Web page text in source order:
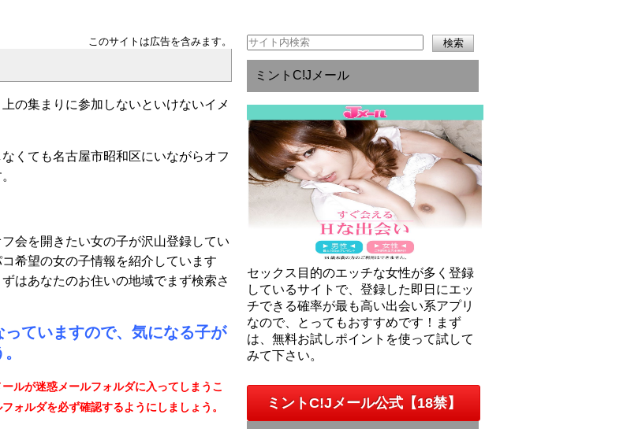
このサイトは広告を含みます。
の集まりに参加しないといけないイメ
くても名古屋市昭和区にいながらオフ
会を開きたい女の子が沢山登録してい
希望の女の子情報を紹介しています
はあなたのお住いの地域でまず検索さ
ていますので、気になる子が
ルが迷惑メールフォルダに入ってしまうこ
ォルダを必ず確認するようにしましょう。
ミントC!Jメール
セックス目的のエッチな女性が多く登録
しているサイトで、登録した即日にエッ
チできる確率が最も高い出会い系アプリ
なので、とってもおすすめです！まず
は、無料お試しポイントを使って試して
みて下さい。
ミントC!Jメール公式【18禁】